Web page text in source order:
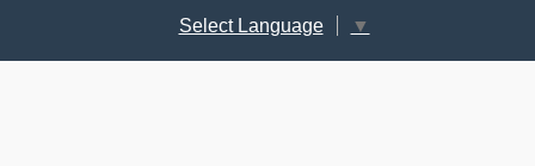
Select Language
▼